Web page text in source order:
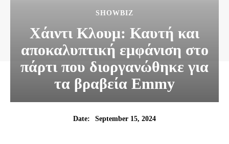
SHOWBIZ
Χάιντι Κλουμ: Καυτή και
αποκαλυπτική εμφάνιση στο
πάρτι που διοργανώθηκε για
τα βραβεία Emmy
Date: September 15, 2024